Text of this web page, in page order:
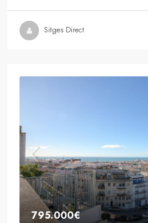
Sitges Direct
795.000€